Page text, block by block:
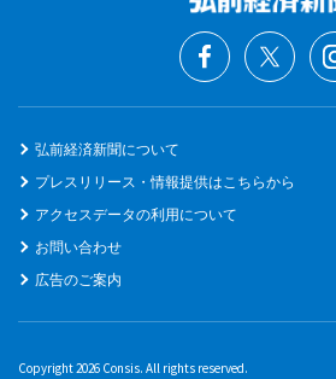
弘前経済新聞について
プレスリリース・情報提供はこちらから
アクセスデータの利用について
お問い合わせ
広告のご案内
Copyright 2026 Consis. All rights reserved.